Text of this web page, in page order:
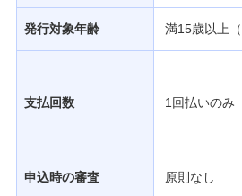
学ぶ・考える
お客さまサポート
みずほ銀行について
発行対象年齢 満15歳以上
支払回数 1回払いのみ
申込時の審査 原則なし